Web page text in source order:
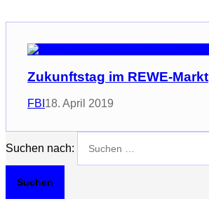
Zukunftstag im REWE-Markt
FBI 18. April 2019
Suchen nach: